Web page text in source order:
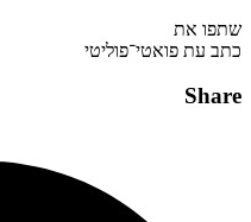
שתפו את
כתב עת פואטי־פוליטי
Share